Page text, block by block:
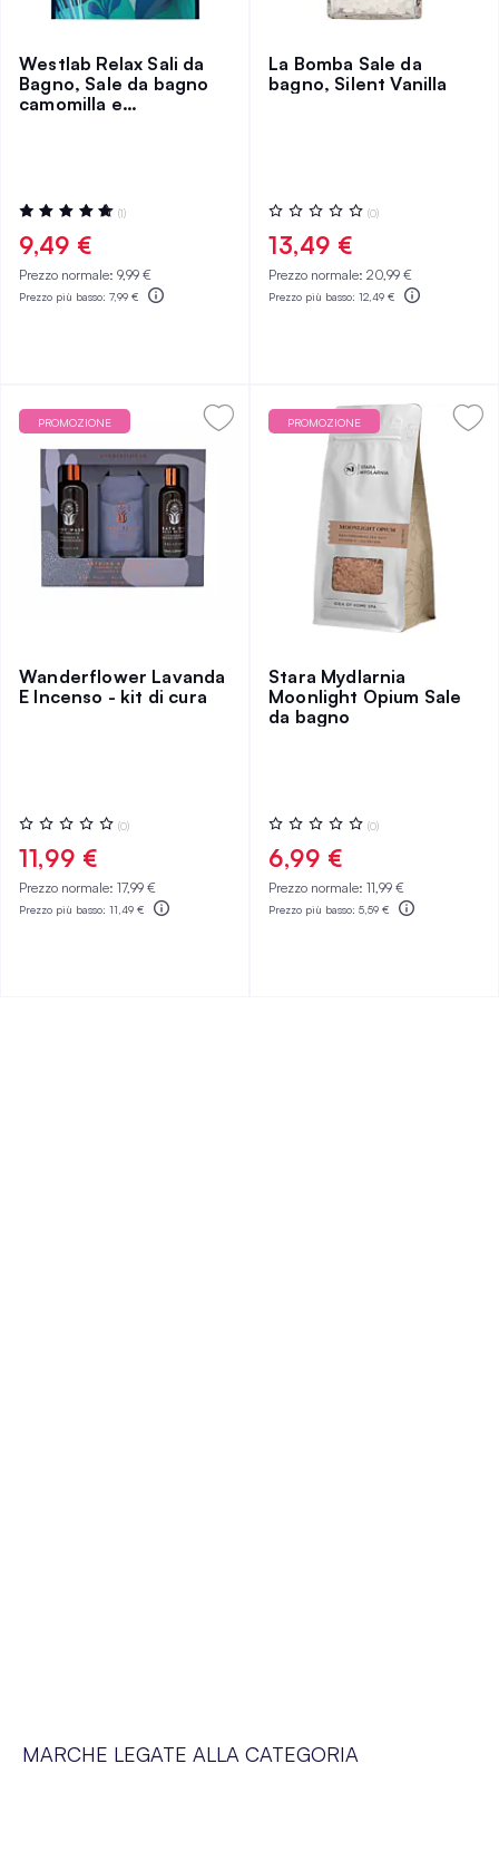
Westlab Relax Sali da
Bagno, Sale da bagno
camomilla e
Valutazione:
100%
(1)
9,49 €
Prezzo normale: 9,99 €
Prezzo più basso: 7,99 €
La Bomba Sale da
bagno, Silent Vanilla
Valutazione:
0%
(0)
13,49 €
Prezzo normale: 20,99 €
Prezzo più basso: 12,49 €
PROMOZIONE
Wanderflower Lavanda
E Incenso - kit di cura
Valutazione:
0%
(0)
11,99 €
Prezzo normale: 17,99 €
Prezzo più basso: 11,49 €
PROMOZIONE
Stara Mydlarnia
Moonlight Opium Sale
da bagno
Valutazione:
0%
(0)
6,99 €
Prezzo normale: 11,99 €
Prezzo più basso: 5,59 €
MARCHE LEGATE ALLA CATEGORIA